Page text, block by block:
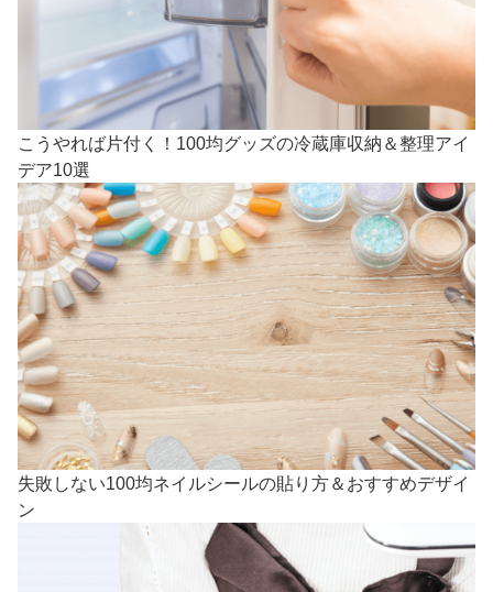
こうやれば片付く！100均グッズの冷蔵庫収納＆整理アイ
デア10選
失敗しない100均ネイルシールの貼り方＆おすすめデザイ
ン